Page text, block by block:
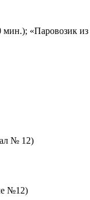
«Паровозик
№ 12)
№12)